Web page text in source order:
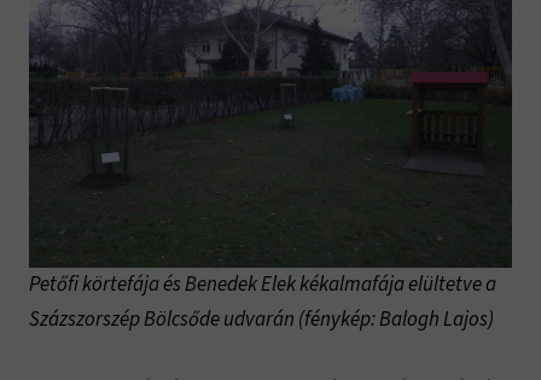
Petőfi körtefája és Benedek Elek kékalmafája elültetve a
Százszorszép Bölcsőde udvarán (fénykép: Balogh Lajos)